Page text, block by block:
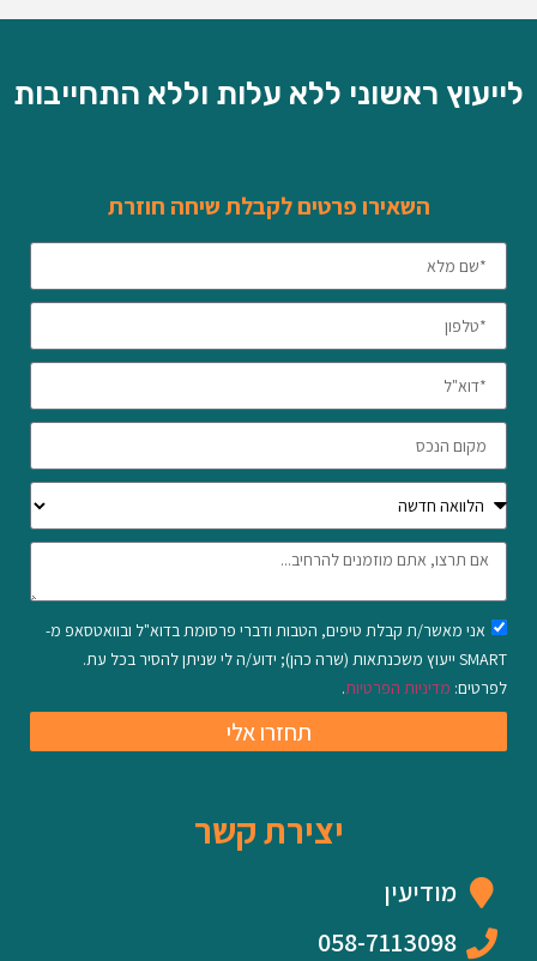
לייעוץ ראשוני ללא עלות וללא התחייבות
השאירו פרטים לקבלת שיחה חוזרת
אני מאשר/ת קבלת טיפים, הטבות ודברי פרסומת בדוא"ל ובוואטסאפ מ-
SMART ייעוץ משכנתאות (שרה כהן); ידוע/ה לי שניתן להסיר בכל עת.
לפרטים: מדיניות הפרטיות.
תחזרו אלי
יצירת קשר
מודיעין
058-7113098